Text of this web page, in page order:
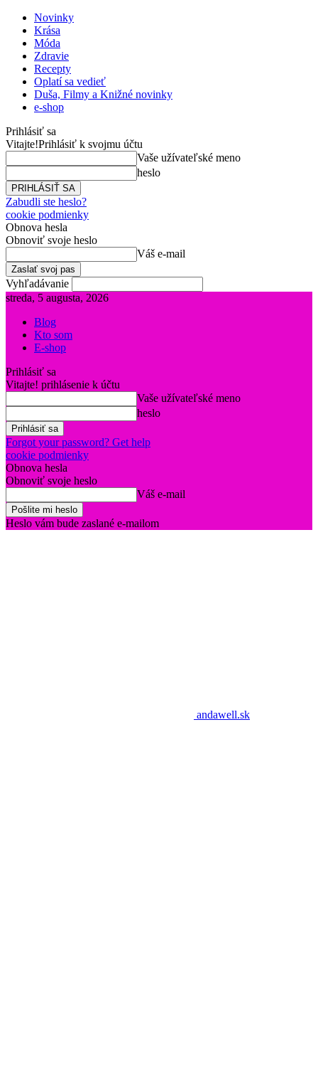
Novinky
Krása
Móda
Zdravie
Recepty
Oplatí sa vedieť
Duša, Filmy a Knižné novinky
e-shop
Prihlásiť sa
Vitajte!Prihlásiť k svojmu účtu
Vaše užívateľské meno
heslo
Zabudli ste heslo?
cookie podmienky
Obnova hesla
Obnoviť svoje heslo
Váš e-mail
Vyhľadávanie
streda, 5 augusta, 2026
Blog
Kto som
E-shop
Prihlásiť sa
Vitajte! prihlásenie k účtu
Vaše užívateľské meno
heslo
Forgot your password? Get help
cookie podmienky
Obnova hesla
Obnoviť svoje heslo
Váš e-mail
Heslo vám bude zaslané e-mailom
andawell.sk